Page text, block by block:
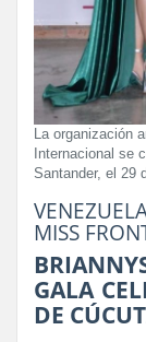
La organización
Internacional se
Santander, el 29
MISS
GALA
DE